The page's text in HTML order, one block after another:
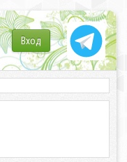
Вход